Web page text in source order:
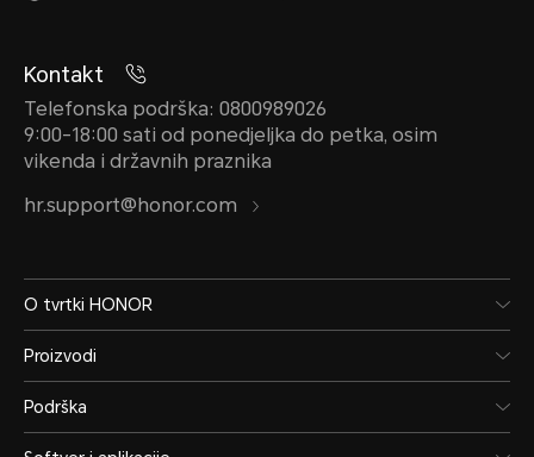
Kontakt
Telefonska podrška: 0800989026
9:00-18:00 sati od ponedjeljka do petka, osim
vikenda i državnih praznika
hr.support@honor.com
O tvrtki HONOR
Proizvodi
Podrška